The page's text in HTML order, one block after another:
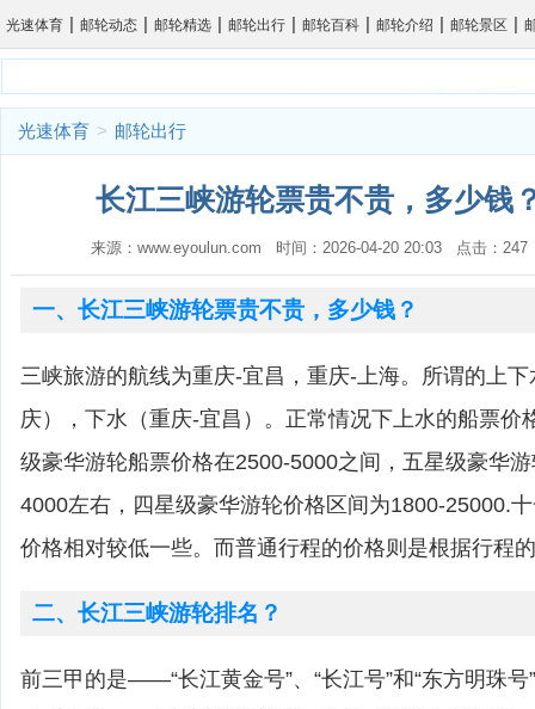
光速体育 | 邮轮动态 | 邮轮精选 | 邮轮出行 | 邮轮百科 | 邮轮介绍 | 邮轮景区 |
光速体育 > 邮轮出行
长江三峡游轮票贵不贵，多少钱
来源：www.eyoulun.com 时间：2026-04-20 20:03 点击：
一、长江三峡游轮票贵不贵，多少钱？
三峡旅游的航线为重庆-宜昌，重庆-上海。所谓的上
庆），下水（重庆-宜昌）。正常情况下上水的船票价
级豪华游轮船票价格在2500-5000之间，五星级豪华
4000左右，四星级豪华游轮价格区间为1800-25000.
价格相对较低一些。而普通行程的价格则是根据行程
二、长江三峡游轮排名？
前三甲的是——“长江黄金号”、“长江号”和“东方明珠